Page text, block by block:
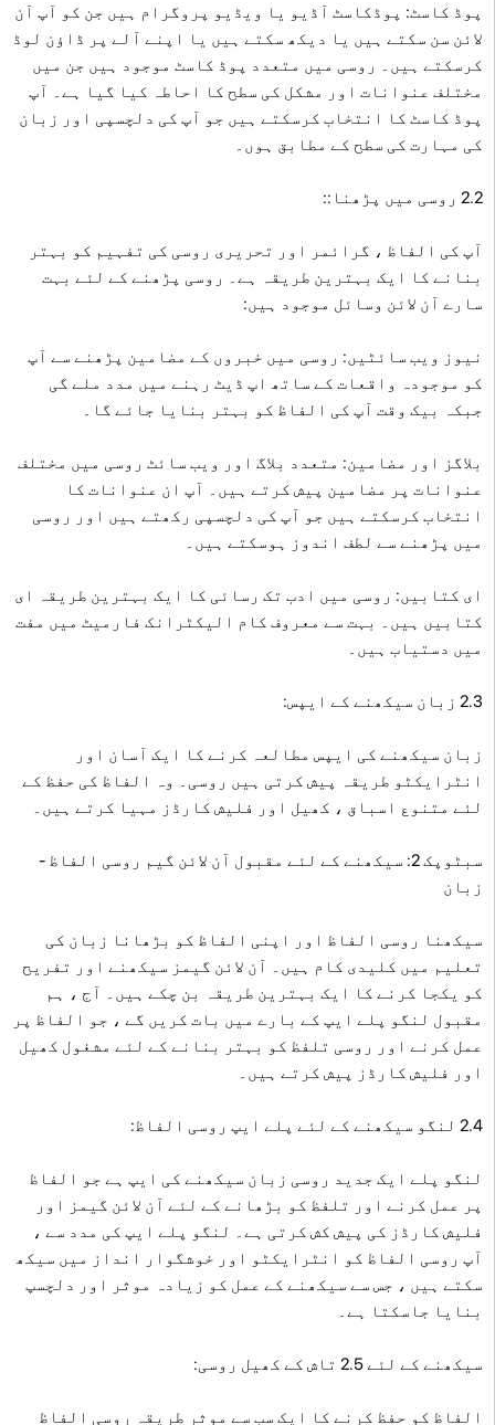
پوڈ کاسٹ: پوڈکاسٹ آڈیو یا ویڈیو پروگرام ہیں جن کو آپ آن
لائن سن سکتے ہیں یا دیکھ سکتے ہیں یا اپنے آلے پر ڈاؤن لوڈ
کرسکتے ہیں۔ روسی میں متعدد پوڈ کاسٹ موجود ہیں جن میں
مختلف عنوانات اور مشکل کی سطح کا احاطہ کیا گیا ہے۔ آپ
پوڈ کاسٹ کا انتخاب کرسکتے ہیں جو آپ کی دلچسپی اور زبان
کی مہارت کی سطح کے مطابق ہوں۔
2.2 روسی میں پڑھنا::
آپ کی الفاظ ، گرائمر اور تحریری روسی کی تفہیم کو بہتر
بنانے کا ایک بہترین طریقہ ہے۔ روسی پڑھنے کے لئے بہت
سارے آن لائن وسائل موجود ہیں:
نیوز ویب سائٹیں: روسی میں خبروں کے مضامین پڑھنے سے آپ
کو موجودہ واقعات کے ساتھ اپ ڈیٹ رہنے میں مدد ملے گی
جبکہ بیک وقت آپ کی الفاظ کو بہتر بنایا جائے گا۔
بلاگز اور مضامین: متعدد بلاگ اور ویب سائٹ روسی میں مختلف
عنوانات پر مضامین پیش کرتے ہیں۔ آپ ان عنوانات کا
انتخاب کرسکتے ہیں جو آپ کی دلچسپی رکھتے ہیں اور روسی
میں پڑھنے سے لطف اندوز ہوسکتے ہیں۔
ای کتابیں: روسی میں ادب تک رسائی کا ایک بہترین طریقہ ای
کتابیں ہیں۔ بہت سے معروف کام الیکٹرانک فارمیٹ میں مفت
میں دستیاب ہیں۔
2.3 زبان سیکھنے کے ایپس:
زبان سیکھنے کی ایپس مطالعہ کرنے کا ایک آسان اور
انٹرایکٹو طریقہ پیش کرتی ہیں روسی۔ وہ الفاظ کی حفظ کے
لئے متنوع اسباق ، کھیل اور فلیش کارڈز مہیا کرتے ہیں۔
سبٹوپک 2: سیکھنے کے لئے مقبول آن لائن گیم روسی الفاظ -
زبان
سیکھنا روسی الفاظ اور اپنی الفاظ کو بڑھانا زبان کی
تعلیم میں کلیدی کام ہیں۔ آن لائن گیمز سیکھنے اور تفریح ​​
کو یکجا کرنے کا ایک بہترین طریقہ بن چکے ہیں۔ آج ، ہم
مقبول لنگو پلے ایپ کے بارے میں بات کریں گے ، جو الفاظ پر
عمل کرنے اور روسی تلفظ کو بہتر بنانے کے لئے مشغول کھیل
اور فلیش کارڈز پیش کرتے ہیں۔
2.4 لنگو سیکھنے کے لئے پلے ایپ روسی الفاظ:
لنگو پلے ایک جدید روسی زبان سیکھنے کی ایپ ہے جو الفاظ
پر عمل کرنے اور تلفظ کو بڑھانے کے لئے آن لائن گیمز اور
فلیش کارڈز کی پیش کش کرتی ہے۔ لنگو پلے ایپ کی مدد سے ،
آپ روسی الفاظ کو انٹرایکٹو اور خوشگوار انداز میں سیکھ
سکتے ہیں ، جس سے سیکھنے کے عمل کو زیادہ موثر اور دلچسپ
بنایا جاسکتا ہے۔
سیکھنے کے لئے 2.5 تاش کے کھیل روسی:
الفاظ کو حفظ کرنے کا ایک سب سے موثر طریقہ روسی الفاظ